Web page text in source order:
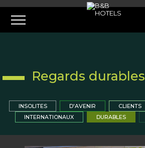
Regards durables
INSOLITES D'AVENIR CLIENTS
INTERNATIONAUX
DURABLES